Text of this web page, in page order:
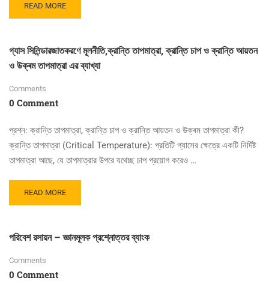
READ
MORE
সূত্রের
সকল
এবং
উত্তর
READ MORE
গ্যাস সিলিন্ডারজাতকরণে মূলনীতি,ক্রান্তি তাপমাত্রা, ক্রান্তি চাপ ও ক্রান্তি আয়তন
ও উক্ৰম তাপমাত্রা এর ব্যাখ্যা
Comments
0 Comment
প্রশ্ন: ক্রান্তি তাপমাত্রা, ক্রান্তি চাপ ও ক্রান্তি আয়তন ও উক্ৰম তাপমাত্রা কী?
ক্রান্তি তাপমাত্রা (Critical Temperature): প্রতিটি গ্যাসের ক্ষেত্রে একটি নির্দিষ্ট
তাপমাত্রা আছে, যে তাপমাত্রার উপরে যথেচ্ছ চাপ প্রয়োগ করেও …
READ
MORE
সিলিন্ডারজাতকরণে
তাপমাত্রা,
ক্রান্তি
READ MORE
পরিবেশ রসায়ন – জ্ঞানমূলক প্রশ্নোত্তর ব্যাংক
Comments
0 Comment